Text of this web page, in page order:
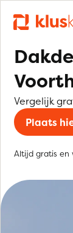
Vergelijk
Plaats
Altijd gratis en